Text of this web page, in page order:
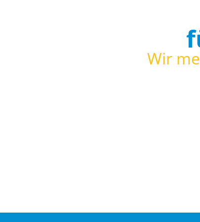
Wir